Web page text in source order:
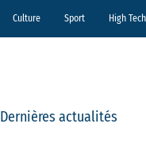
Culture Sport High Tech
Dernières actualités